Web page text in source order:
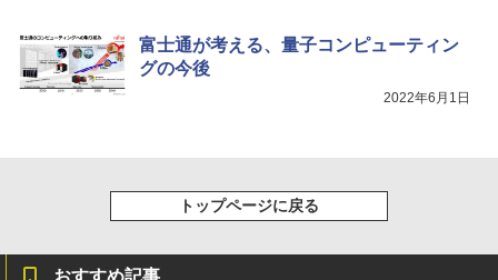
￥9,999
富士通が考える、量子コンピューティン
グの今後
2022年6月1日
トップページに戻る